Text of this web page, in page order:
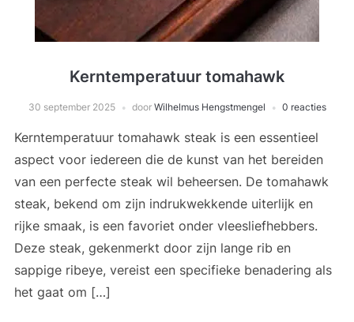
Kerntemperatuur tomahawk
30 september 2025 door Wilhelmus Hengstmengel 0 reacties
Kerntemperatuur tomahawk steak is een essentieel
aspect voor iedereen die de kunst van het bereiden
van een perfecte steak wil beheersen. De tomahawk
steak, bekend om zijn indrukwekkende uiterlijk en
rijke smaak, is een favoriet onder vleesliefhebbers.
Deze steak, gekenmerkt door zijn lange rib en
sappige ribeye, vereist een specifieke benadering als
het gaat om […]